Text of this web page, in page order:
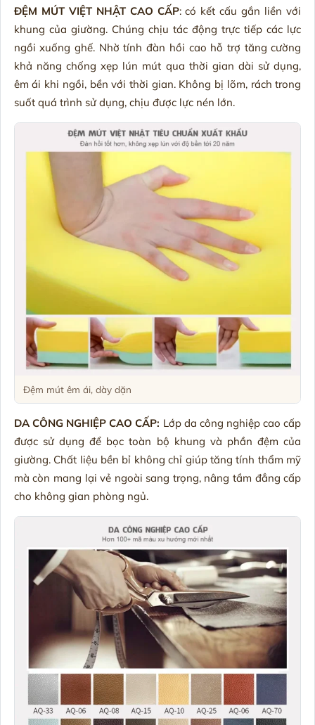
ĐỆM MÚT VIỆT NHẬT CAO CẤP: có kết cấu gắn liền với
khung của giường. Chúng chịu tác động trực tiếp các lực
ngồi xuống ghế. Nhờ tính đàn hồi cao hỗ trợ tăng cường
khả năng chống xẹp lún mút qua thời gian dài sử dụng,
êm ái khi ngồi, bền với thời gian. Không bị lõm, rách trong
suốt quá trình sử dụng, chịu được lực nén lớn.
Đệm mút êm ái, dày dặn
DA CÔNG NGHIỆP CAO CẤP: Lớp da công nghiệp cao cấp
được sử dụng để bọc toàn bộ khung và phần đệm của
giường. Chất liệu bền bỉ không chỉ giúp tăng tính thẩm mỹ
mà còn mang lại vẻ ngoài sang trọng, nâng tầm đẳng cấp
cho không gian phòng ngủ.